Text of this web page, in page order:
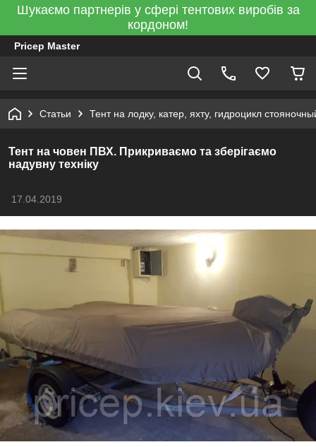
Шукаємо партнерів у сфері тентових виробів за
кордоном!
Pricep Master
Статьи Тент на лодку, катер, яхту, гидроцикл
Тент на човен ПВХ. Прикриваємо та зберігаємо
надувну техніку
17.04.2019